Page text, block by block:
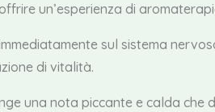
un’esperienza di
sul sistema
di vitalità.
una nota piccante e calda